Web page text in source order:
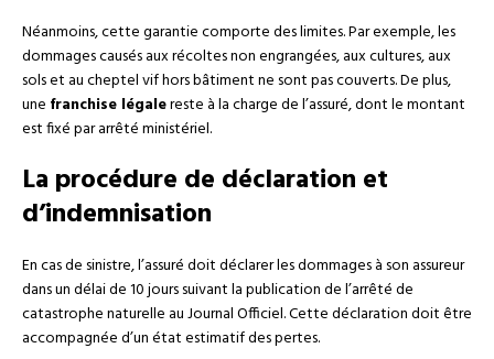
Néanmoins, cette garantie comporte des limites. Par exemple, les
dommages causés aux récoltes non engrangées, aux cultures, aux
sols et au cheptel vif hors bâtiment ne sont pas couverts. De plus,
une franchise légalereste à la charge de l’assuré, dont le montant
est fixé par arrêté ministériel.
La procédure de déclaration et
d’indemnisation
En cas de sinistre, l’assuré doit déclarer les dommages à son assureur
dans un délai de 10 jours suivant la publication de l’arrêté de
catastrophe naturelle au Journal Officiel. Cette déclaration doit être
accompagnée d’un état estimatif des pertes.